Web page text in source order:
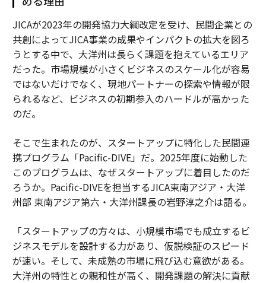
JICAが2023年の開発協力大綱改定を受け、民間企業との
共創によってJICA事業の成果やインパクトの拡大を図ろ
うとする中で、大洋州は長らく課題を抱えているエリア
だった。市場規模が小さくビジネスのスケール化が容易
ではないだけでなく、現地パートナーの探索や情報が限
られるなど、ビジネスの初期参入のハードルが高かった
のだ。
そこで生まれたのが、スタートアップに特化した民間連
携プログラム「Pacific-DIVE」だ。2025年度に始動した
このプログラムは、なぜスタートアップに着目したのだ
ろうか。Pacific-DIVEを担当するJICA東南アジア・大洋
州部 東南アジア第六・大洋州課長の岩野淳之介は語る。
「スタートアップの方々は、小規模市場でも成立するビ
ジネスモデルを設計する力があり、仮説検証のスピード
が速い。そして、未成熟の市場に飛び込む意欲がある。
大洋州の特性との親和性が高く、開発課題の解決に貢献